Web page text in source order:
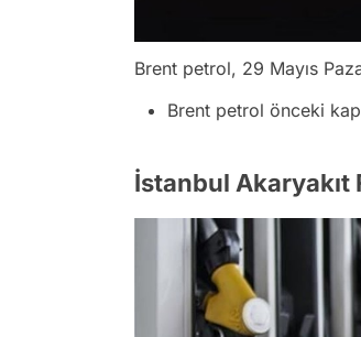
Brent petrol, 29 Mayıs
Brent petrol önceki
İstanbul Akaryakıt